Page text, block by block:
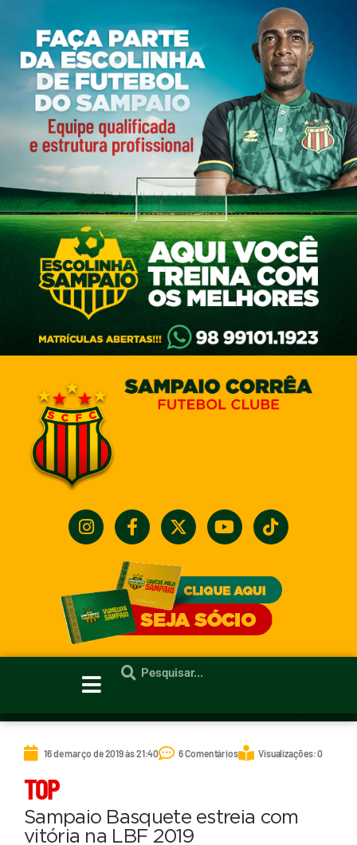
16 de março de 2019 às 21:40 6 Comentários Visualizações: 0
TOP
Sampaio Basquete estreia com
vitória na LBF 2019